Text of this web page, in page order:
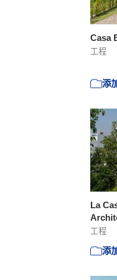
Casa
工程
添
La
工程
添